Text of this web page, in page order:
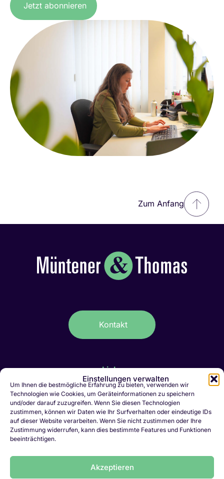
Einstellungen verwalten
Um Ihnen die bestmögliche Erfahrung zu bieten, verwenden wir
Technologien wie Cookies, um Geräteinformationen zu speichern
und/oder darauf zuzugreifen. Wenn Sie diesen Technologien
zustimmen, können wir Daten wie Ihr Surfverhalten oder eindeutige IDs
auf dieser Website verarbeiten. Wenn Sie nicht zustimmen oder Ihre
Zustimmung widerrufen, kann dies bestimmte Features und Funktionen
beeinträchtigen.
Akzeptieren
Jetzt abonnieren
Zum Anfang
Kontakt
Links
IT-Stellen Graubünden & FL
Kaufmännische Stellen Ostschweiz
Personalvermittlung Liechtenstein
Personalvermittlung Chur
Jobletter abonnieren
Vakanz melden
LinkedIn